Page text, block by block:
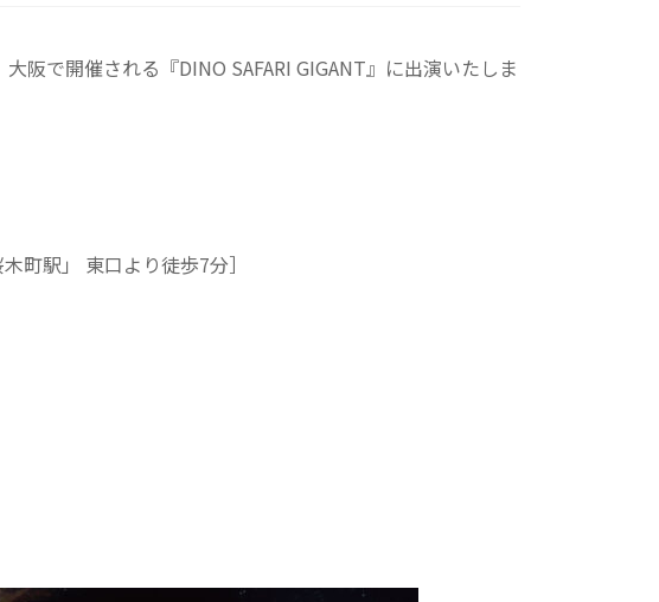
阪で開催される『DINO SAFARI GIGANT』に出演いたしま
町駅」 東口より徒歩7分］